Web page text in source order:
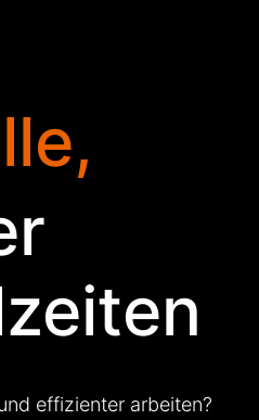
effizienter arbeiten?